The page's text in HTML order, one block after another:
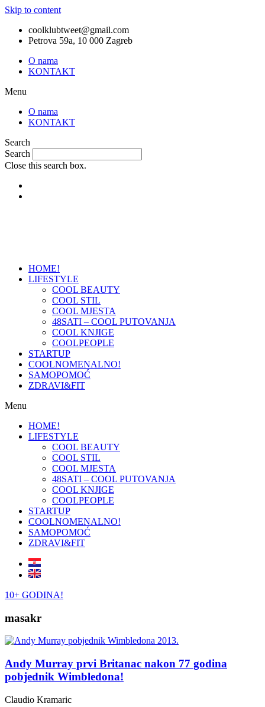
Skip to content
coolklubtweet@gmail.com
Petrova 59a, 10 000 Zagreb
O nama
KONTAKT
Menu
O nama
KONTAKT
Search
Search
Close this search box.
HOME!
LIFESTYLE
COOL BEAUTY
COOL STIL
COOL MJESTA
48SATI – COOL PUTOVANJA
COOL KNJIGE
COOLPEOPLE
STARTUP
COOLNOMENALNO!
SAMOPOMOĆ
ZDRAVI&FIT
Menu
HOME!
LIFESTYLE
COOL BEAUTY
COOL STIL
COOL MJESTA
48SATI – COOL PUTOVANJA
COOL KNJIGE
COOLPEOPLE
STARTUP
COOLNOMENALNO!
SAMOPOMOĆ
ZDRAVI&FIT
10+ GODINA!
masakr
Andy Murray prvi Britanac nakon 77 godina
pobjednik Wimbledona!
Claudio Kramaric